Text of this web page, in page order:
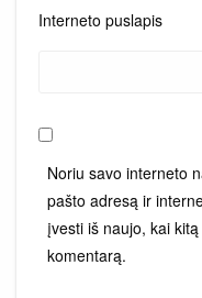
Interneto puslapis
Noriu savo interneto
pašto adresą ir
įvesti iš naujo, kai
komentarą.